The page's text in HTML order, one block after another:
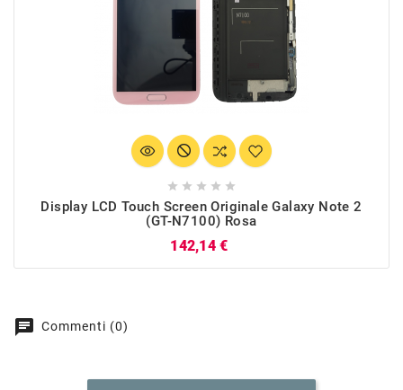
    
Display LCD Touch Screen Originale Galaxy Note 2
(GT-N7100) Rosa
142,14 €
chat Commenti (0)